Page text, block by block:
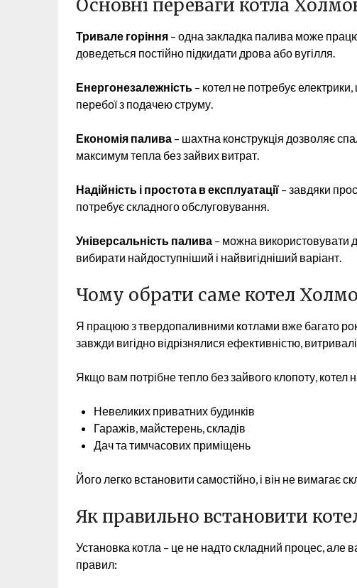
Основні переваги котла
Тривале горіння – одна закладка палива може
доведеться постійно підкидати дрова або вугілля.
Енергонезалежність – котел не потребує
перебої з подачею струму.
Економія палива – шахтна конструкція дозволяє
максимум тепла без зайвих витрат.
Надійність і простота в експлуатації – завдяки
потребує складного обслуговування.
Універсальність палива – можна використовувати
вибирати найдоступніший і найвигідніший варіант.
Чому обрати саме котел
Я працюю з твердопаливними котлами вже багато
завжди вигідно відрізнялися ефективністю,
Якщо вам потрібне тепло без зайвого клопоту, котел
Невеликих приватних будинків
Гаражів, майстерень, складів
Дач та тимчасових приміщень
Його легко встановити самостійно, і він не вимагає
Як правильно встановити
Установка котла – це не надто складний процес, але
правил: